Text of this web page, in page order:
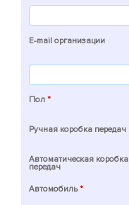
E-mail организации
Пол *
Ручная коробка передач
Автоматическая коробка
передач
Автомобиль*